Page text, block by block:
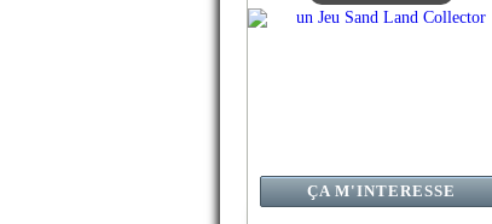
ÇA M'INTERESSE